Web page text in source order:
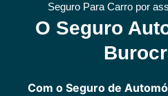
Seguro Para Carro por
O Seguro
Com o Seguro de